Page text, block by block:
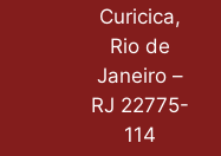
Curicica,
Rio de
Janeiro –
RJ 22775-
114